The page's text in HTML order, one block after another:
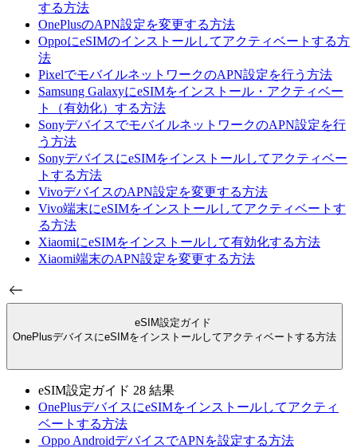
する方法
OnePlusのAPN設定を変更する方法
OppoにeSIMのインストールしてアクティベートする方
法
PixelでモバイルネットワークのAPN設定を行う方法
Samsung GalaxyにeSIMをインストール・アクティベー
ト（有効化）する方法
SonyデバイスでモバイルネットワークのAPN設定を行
う方法
SonyデバイスにeSIMをインストールしてアクティベー
トする方法
VivoデバイスのAPN設定を変更する方法
Vivo端末にeSIMをインストールしてアクティベートす
る方法
XiaomiにeSIMをインストールして有効化する方法
Xiaomi端末のAPN設定を変更する方法
eSIM設定ガイド
OnePlusデバイスにeSIMをインストールしてアクティベートする方法
eSIM設定ガイド 28 結果
OnePlusデバイスにeSIMをインストールしてアクティ
ベートする方法
Oppo AndroidデバイスでAPNを設定する方法